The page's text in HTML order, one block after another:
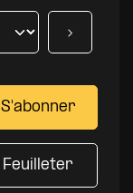
S'abonner
Feuilleter
Suivant